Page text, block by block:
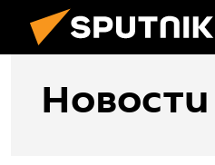
Новости